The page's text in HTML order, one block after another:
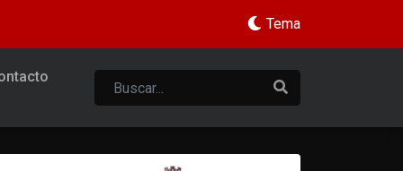
Tema